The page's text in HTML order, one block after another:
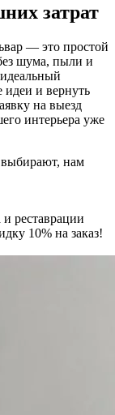
затрат
— это простой
шума, пыли и
идеи и вернуть
на выезд
интерьера уже
выбирают, нам
реставрации
10% на заказ!